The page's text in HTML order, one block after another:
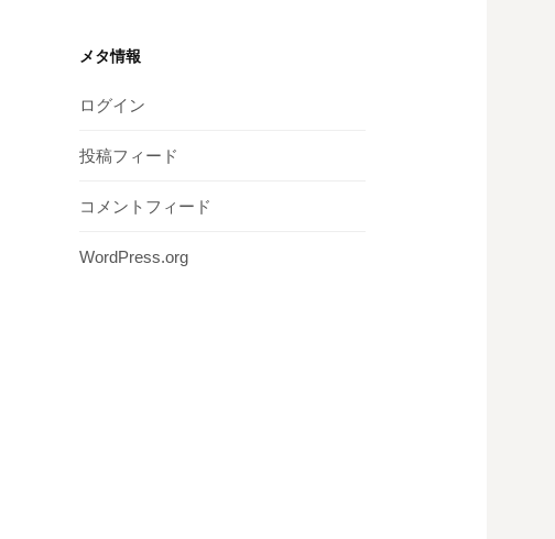
メタ情報
ログイン
投稿フィード
コメントフィード
WordPress.org